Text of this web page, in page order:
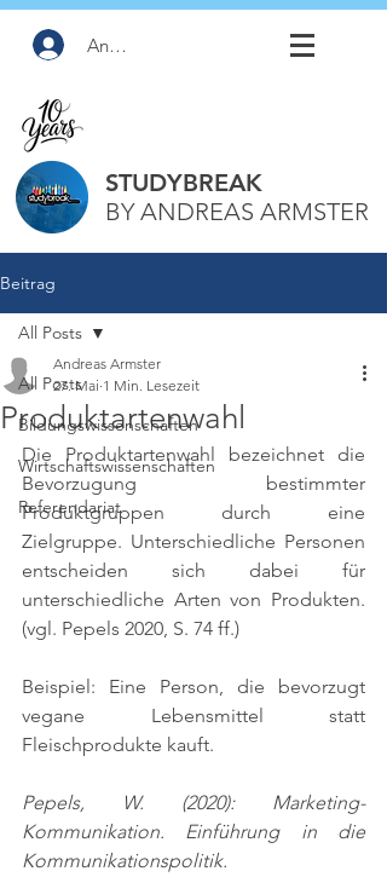
Anmelden
STUDYBREAK
BY ANDREAS ARMSTER
Beitrag
All Posts
Bildungswissenschaften
Wirtschaftswissenschaften
Referendariat
All Posts
Produktartenwahl
Andreas Armster
27. Mai 1 Min. Lesezeit
Die Produktartenwahl bezeichnet die
Bevorzugung bestimmter
Produktgruppen durch eine
Zielgruppe. Unterschiedliche Personen
entscheiden sich dabei für
(vgl. Pepels 2020, S. 74 ff.)
Beispiel: Eine Person, die bevorzugt
vegane Lebensmittel statt
Fleischprodukte kauft.
Pepels, W. (2020): Marketing-
Kommunikation. Einführung in die
Kommunikationspolitik.